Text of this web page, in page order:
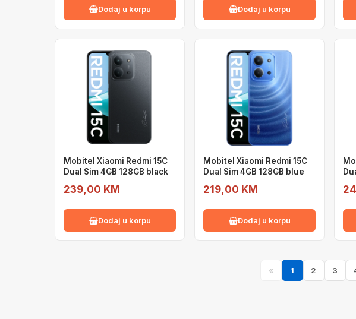
Dodaj u korpu Dodaj u korpu
Mobitel Xiaomi Redmi 15C
Dual Sim 4GB 128GB black
239,00 KM
Dodaj u korpu
Mobitel Xiaomi Redmi 15C
Dual Sim 4GB 128GB blue
219,00 KM
Dodaj u korpu
« 1 2 3